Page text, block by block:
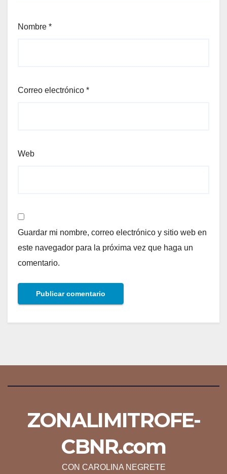
Nombre *
Correo electrónico *
Web
Guardar mi nombre, correo electrónico y sitio web en
este navegador para la próxima vez que haga un
comentario.
ZONALIMITROFE-
CBNR.com
CON CAROLINA NEGRETE